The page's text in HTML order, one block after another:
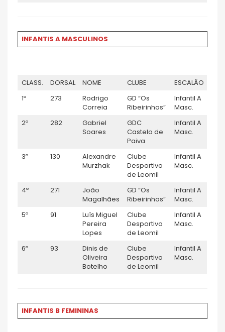
INFANTIS A MASCULINOS
CLASS. DORSAL NOME CLUBE
ESCALÃO
1º
273
Rodrigo
Correia
GD “Os
Ribeirinhos”
Infantil A
Masc.
2º
282
Gabriel
Soares
GDC
Castelo de
Paiva
Infantil A
Masc.
3º 130
Alexandre
Murzhak
Clube
Desportivo
de Leomil
Infantil A
Masc.
4º 271
João
Magalhães
GD “Os
Ribeirinhos”
Infantil A
Masc.
5º
91
Luís Miguel
Pereira
Lopes
Clube
Desportivo
de Leomil
Infantil A
Masc.
6º 93
Dinis de
Oliveira
Botelho
Clube
Desportivo
de Leomil
Infantil A
Masc.
INFANTIS B FEMININAS